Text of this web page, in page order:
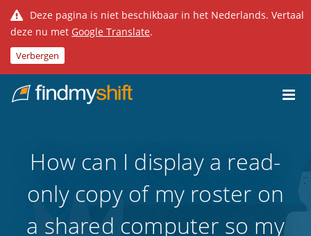
Deze pagina is niet beschikbaar in het Nederlands. Vertaal
deze nu met Google Translate.
Verbergen
Home
How can I display a read-
only copy of my roster on
a shared computer so my